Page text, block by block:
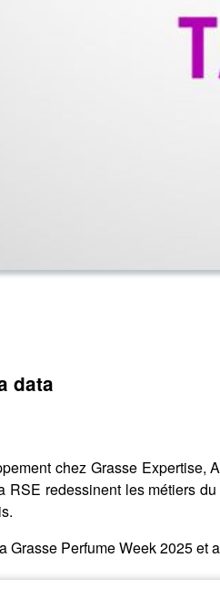
data
chez Grasse
RSE redessinent les métiers
Grasse Perfume Week 2025 et